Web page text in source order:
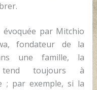
évoquée par Mitchio
fondateur de la
une famille, la
tend toujours à
; par exemple, si la